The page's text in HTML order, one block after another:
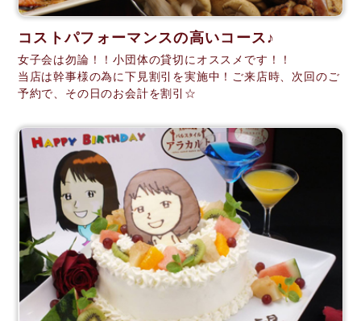
コストパフォーマンスの高いコース♪
女子会は勿論！！小団体の貸切にオススメです！！
当店は幹事様の為に下見割引を実施中！ご来店時、次回のご
予約で、その日のお会計を割引☆